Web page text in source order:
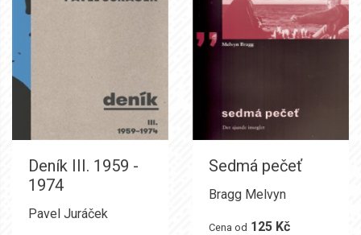
Deník III. 1959 -
1974
Pavel Juráček
Sedmá pečeť
Bragg Melvyn
Cena od 125 Kč